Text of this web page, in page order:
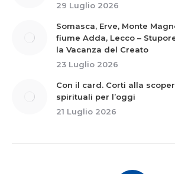
29 Luglio 2026
Somasca, Erve, Monte
fiume Adda, Lecco –
la Vacanza del Creato
23 Luglio 2026
Con il card. Corti alla
spirituali per l’oggi
21 Luglio 2026